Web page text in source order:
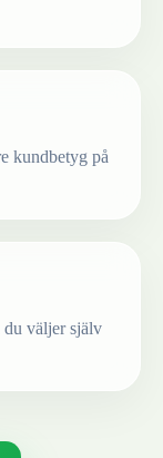
kundbetyg på
du väljer själv